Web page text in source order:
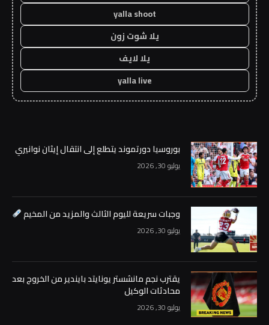
yalla shoot
يلا شوت زون
يلا لايف
yalla live
بوروسيا دورتموند يتطلع إلى انتقال إيثان نوانيري
يوليو 30, 2026
وجبات سريعة لليوم الثالث والمزيد من المخيم
يوليو 30, 2026
يقترب نجم مانشستر يونايتد بايندير من الخروج بعد
محادثات الوكيل
يوليو 30, 2026